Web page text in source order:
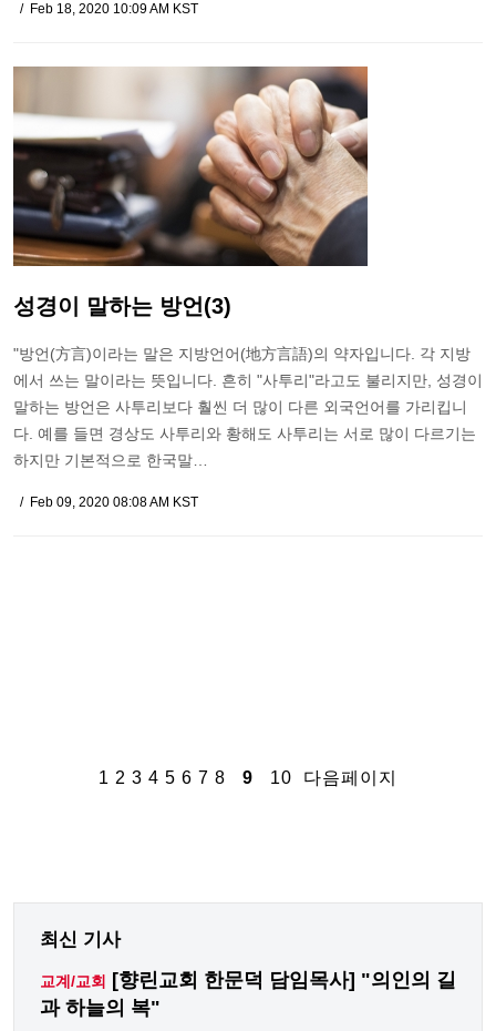
Feb 18, 2020 10:09 AM KST
성경이 말하는 방언(3)
"방언(方言)이라는 말은 지방언어(地方言語)의 약자입니다. 각 지방
에서 쓰는 말이라는 뜻입니다. 흔히 "사투리"라고도 불리지만, 성경이
말하는 방언은 사투리보다 훨씬 더 많이 다른 외국언어를 가리킵니
다. 예를 들면 경상도 사투리와 황해도 사투리는 서로 많이 다르기는
하지만 기본적으로 한국말…
Feb 09, 2020 08:08 AM KST
1 2 3 4 5 6 7 8 9 10 다음페이지
최신 기사
교계/교회
[향린교회 한문덕 담임목사] "의인의 길
과 하늘의 복"